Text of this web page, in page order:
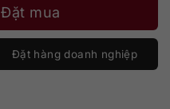
Đặt mua
Đặt hàng doanh nghiệp